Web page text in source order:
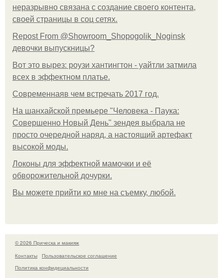
неразрывно связана с создание своего контента,
своей страницы в соц сетях.
Repost From @Showroom_Shopogolik_Noginsk
девочки выпускницы?
Вот это вырез: роузи хантингтон - уайтли затмила
всех в эффектном платьe.
Современнаяв чем встречать 2017 год.
На шанхайской премьере "Человека - Паука:
Совершенно Новый День" зендея выбрала не
просто очередной наряд, а настоящий артефакт
высокой моды.
Локоны для эффектной мамочки и её
обворожительной дочурки.
Вы можете прийти ко мне на съемку, любой.
© 2026 Прическа и макияж
Контакты
Пользовательское соглашение
Политика конфидециальности